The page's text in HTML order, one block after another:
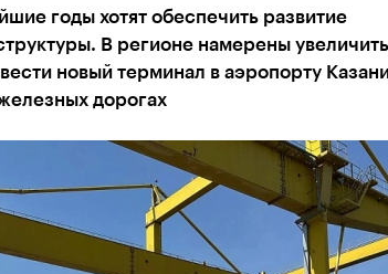
годы хотят обеспечить развитие
В регионе намерены увеличить
новый терминал в аэропорту
дорогах